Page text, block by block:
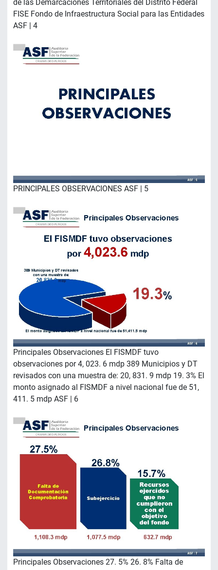
de las Demarcaciones Territoriales del Distrito Federal
FISE Fondo de Infraestructura Social para las Entidades
ASF | 4
PRINCIPALES OBSERVACIONES ASF | 5
Principales Observaciones El FISMDF tuvo
observaciones por 4, 023. 6 mdp 389 Municipios y DT
revisados con una muestra de: 20, 831. 9 mdp 19. 3% El
monto asignado al FISMDF a nivel nacional fue de 51,
411. 5 mdp ASF | 6
Principales Observaciones 27. 5% 26. 8% Falta de